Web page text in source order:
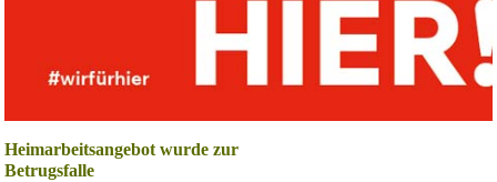
Heimarbeitsangebot wurde zur
Betrugsfalle